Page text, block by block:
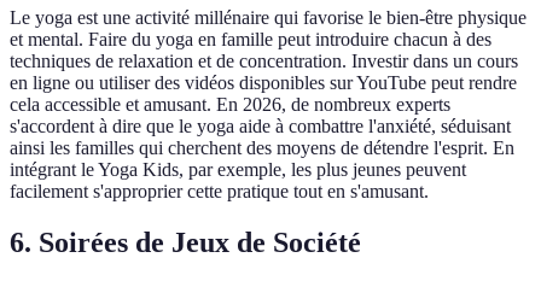
Le yoga est une activité millénaire qui favorise le bien-être physique
et mental. Faire du yoga en famille peut introduire chacun à des
techniques de relaxation et de concentration. Investir dans un cours
en ligne ou utiliser des vidéos disponibles sur YouTube peut rendre
cela accessible et amusant. En 2026, de nombreux experts
s'accordent à dire que le yoga aide à combattre l'anxiété, séduisant
ainsi les familles qui cherchent des moyens de détendre l'esprit. En
intégrant le Yoga Kids, par exemple, les plus jeunes peuvent
facilement s'approprier cette pratique tout en s'amusant.
6. Soirées de Jeux de Société